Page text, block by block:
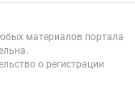
материалов портала
о регистрации